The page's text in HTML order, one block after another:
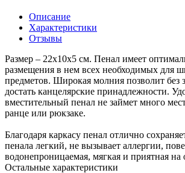
Описание
Характеристики
Отзывы
Размер – 22х10х5 см. Пенал имеет
размещения в нем всех необходимых для
предметов. Широкая молния позволит без
достать канцелярские принадлежности.
вместительный пенал не займет много
ранце или рюкзаке.
Благодаря каркасу пенал отлично
пенала легкий, не вызывает аллергии,
водонепроницаемая, мягкая и приятная на
Остальные характеристики